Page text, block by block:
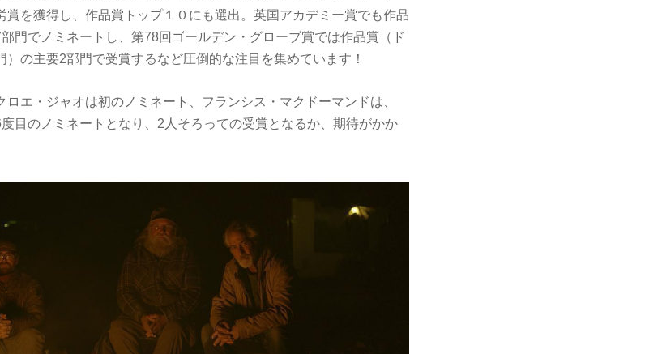
賞を獲得し、作品賞トップ１０にも選出。英国アカデミー賞でも作品
門でノミネートし、第78回ゴールデン・グローブ賞では作品賞（ド
の主要2部門で受賞するなど圧倒的な注目を集めています！
エ・ジャオは初のノミネート、フランシス・マクドーマンドは、
度目のノミネートとなり、2人そろっての受賞となるか、期待がかか